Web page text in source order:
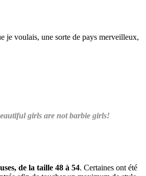
je voulais, une sorte de pays merveilleux,
girls are not barbie girls!
de la taille 48 à 54. Certaines ont été